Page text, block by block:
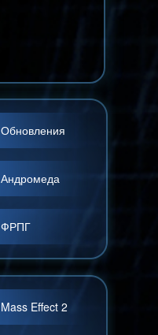
Обновления
Андромеда
ФРПГ
Mass Effect 2